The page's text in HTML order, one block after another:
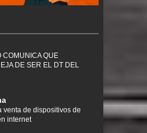
COMUNICA QUE
DE SER EL DT DEL
venta de dispositivos de
internet